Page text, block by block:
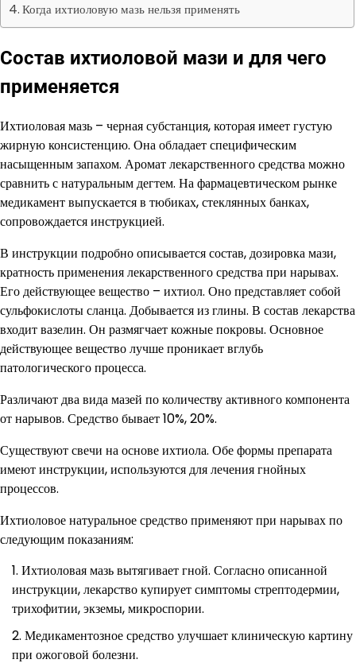
Когда ихтиоловую мазь нельзя применять
Состав ихтиоловой мази и для чего
применяется
Ихтиоловая мазь – черная субстанция, которая имеет густую
жирную консистенцию. Она обладает специфическим
насыщенным запахом. Аромат лекарственного средства можно
сравнить с натуральным дегтем. На фармацевтическом рынке
медикамент выпускается в тюбиках, стеклянных банках,
сопровождается инструкцией.
В инструкции подробно описывается состав, дозировка мази,
кратность применения лекарственного средства при нарывах.
Его действующее вещество – ихтиол. Оно представляет собой
сульфокислоты сланца. Добывается из глины. В состав лекарства
входит вазелин. Он размягчает кожные покровы. Основное
действующее вещество лучше проникает вглубь
патологического процесса.
Различают два вида мазей по количеству активного компонента
от нарывов. Средство бывает 10%, 20%.
Существуют свечи на основе ихтиола. Обе формы препарата
имеют инструкции, используются для лечения гнойных
процессов.
Ихтиоловое натуральное средство применяют при нарывах по
следующим показаниям:
Ихтиоловая мазь вытягивает гной. Согласно описанной
инструкции, лекарство купирует симптомы стрептодермии,
трихофитии, экземы, микроспории.
Медикаментозное средство улучшает клиническую картину
при ожоговой болезни.